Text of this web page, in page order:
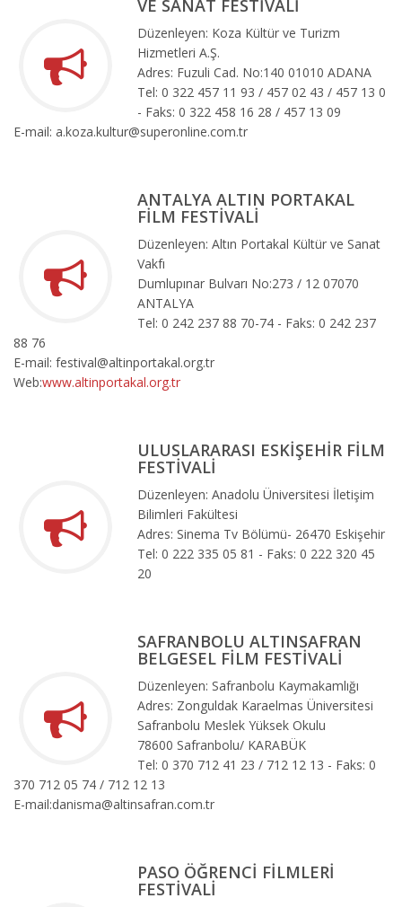
VE SANAT FESTİVALİ
Düzenleyen: Koza Kültür ve Turizm
Hizmetleri A.Ş.
Adres: Fuzuli Cad. No:140 01010 ADANA
Tel: 0 322 457 11 93 / 457 02 43 / 457 13 0
- Faks: 0 322 458 16 28 / 457 13 09
E-mail: a.koza.kultur@superonline.com.tr
ANTALYA ALTIN PORTAKAL
FİLM FESTİVALİ
Düzenleyen: Altın Portakal Kültür ve Sanat
Vakfı
Dumlupınar Bulvarı No:273 / 12 07070
ANTALYA
Tel: 0 242 237 88 70-74 - Faks: 0 242 237
88 76
E-mail: festival@altinportakal.org.tr
Web:www.altinportakal.org.tr
ULUSLARARASI ESKİŞEHİR FİLM
FESTİVALİ
Düzenleyen: Anadolu Üniversitesi İletişim
Bilimleri Fakültesi
Adres: Sinema Tv Bölümü- 26470 Eskişehir
Tel: 0 222 335 05 81 - Faks: 0 222 320 45
20
SAFRANBOLU ALTINSAFRAN
BELGESEL FİLM FESTİVALİ
Düzenleyen: Safranbolu Kaymakamlığı
Adres: Zonguldak Karaelmas Üniversitesi
Safranbolu Meslek Yüksek Okulu
78600 Safranbolu/ KARABÜK
Tel: 0 370 712 41 23 / 712 12 13 - Faks: 0
370 712 05 74 / 712 12 13
E-mail:danisma@altinsafran.com.tr
PASO ÖĞRENCİ FİLMLERİ
FESTİVALİ